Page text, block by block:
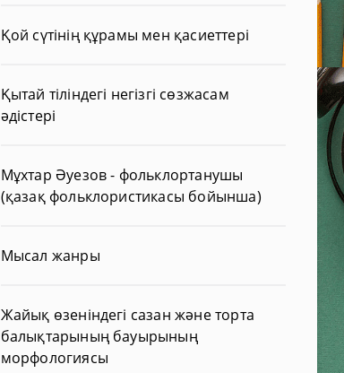
Қой сүтінің құрамы мен қасиеттері
Қытай тіліндегі негізгі сөзжасам
әдістері
Мұхтар Әуезов - фольклортанушы
(қазақ фольклористикасы бойынша)
Мысал жанры
Жайық өзеніндегі сазан және торта
балықтарының бауырының
морфологиясы